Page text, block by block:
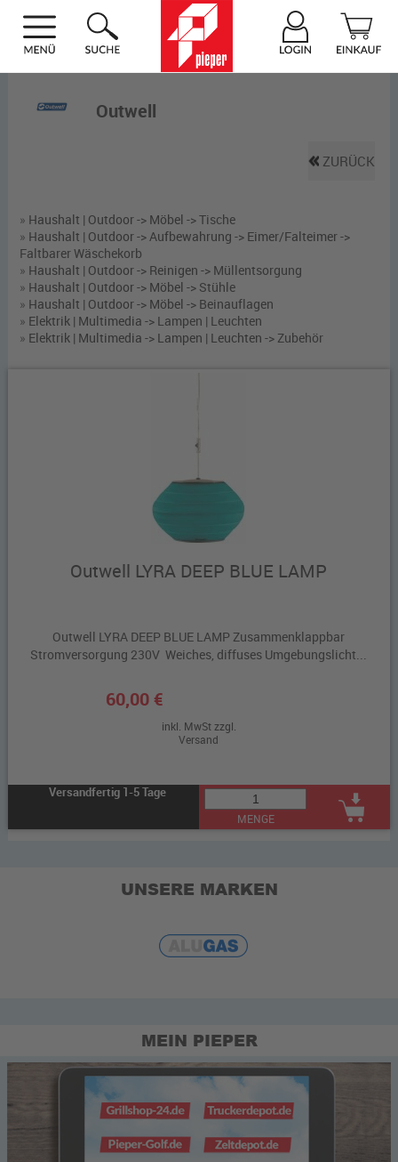
Outwell
ZURÜCK
» Haushalt | Outdoor -> Möbel ->Tische
» Haushalt | Outdoor -> Aufbewahrung -> Eimer/Falteimer ->
Faltbarer Wäschekorb
» Haushalt | Outdoor -> Reinigen -> Müllentsorgung
» Haushalt | Outdoor -> Möbel -> Stühle
» Haushalt | Outdoor -> Möbel -> Beinauflagen
» Elektrik | Multimedia -> Lampen | Leuchten
» Elektrik | Multimedia -> Lampen | Leuchten -> Zubehör
Outwell LYRA DEEP BLUE LAMP
Outwell LYRA DEEP BLUE LAMP Zusammenklappbar
Stromversorgung 230V Weiches, diffuses Umgebungslicht...
60,00 €
inkl. MwSt zzgl.
Versand
Versandfertig 1-5 Tage
MENGE
UNSERE MARKEN
MEIN PIEPER